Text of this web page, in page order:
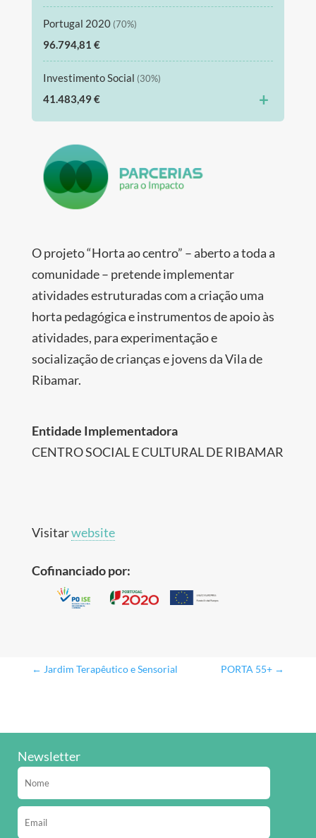
Portugal 2020 (70%)
96.794,81 €
Investimento Social (30%)
41.483,49 € +
O projeto “Horta ao centro” – aberto a toda a
comunidade – pretende implementar
atividades estruturadas com a criação uma
horta pedagógica e instrumentos de apoio às
atividades, para experimentação e
socialização de crianças e jovens da Vila de
Ribamar.
Entidade Implementadora
CENTRO SOCIAL E CULTURAL DE RIBAMAR
Visitarwebsite
Cofinanciado por:
← Jardim Terapêutico e Sensorial PORTA 55+ →
Newsletter